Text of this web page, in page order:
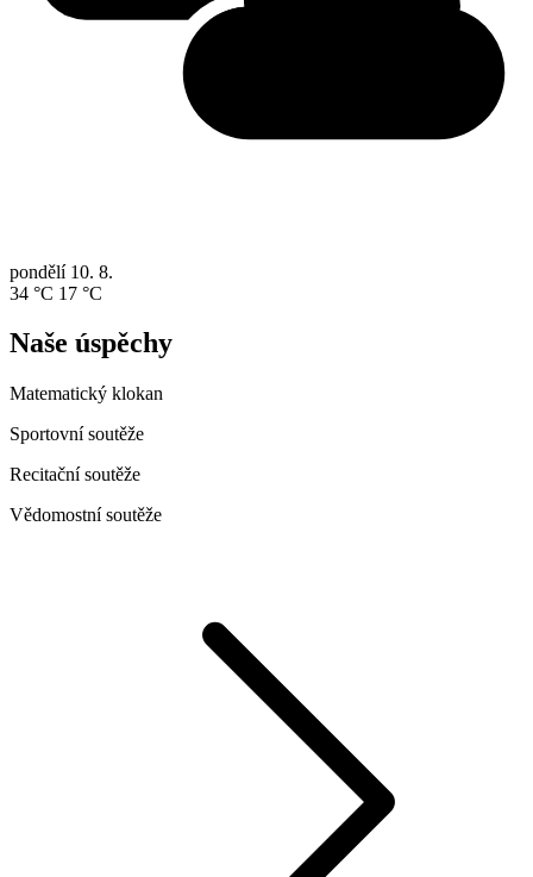
pondělí 10. 8.
34 °C 17 °C
Naše úspěchy
Matematický klokan
Sportovní soutěže
Recitační soutěže
Vědomostní soutěže